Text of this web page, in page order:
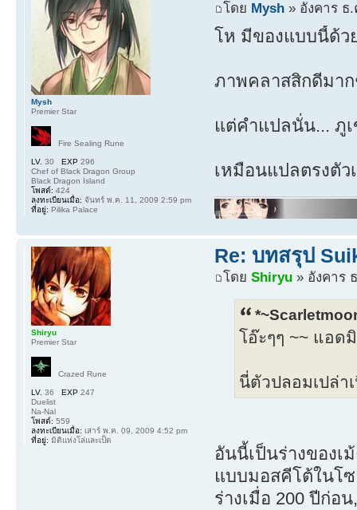
โดย Mysh » อังคาร ธ.
โห มีของแบบนี้ด้ว
ภาพคลาสสิกดีมา
แต่คำแปลนั่น... ภู
เหมือนแปลตรงตัว
Mysh
Premier Star
Fire Sealing Rune
LV. 30 EXP 296
Chef of Black Dragon Group
Black Dragon Island
โพสต์: 424
ลงทะเบียนเมื่อ: จันทร์ พ.ค. 11, 2009 2:59 pm
ที่อยู่: Pilika Palace
Re: บทสรุป
โดยShiryu » อังคาร
โอ๊ะๆๆ ~~ แอด
นี่ตัวปลอมเปล่า
อันนี้เป็นร่างของเ
แบบมอสคีโต้ในโ
ร่างเมื่อ 200 ปีก่อ
Shiryu
Premier Star
Crazed Rune
LV. 36 EXP 247
Duelist
Na-Nal
โพสต์: 559
ลงทะเบียนเมื่อ: เสาร์ พ.ค. 09, 2009 4:52 pm
ที่อยู่: มิติแห่งโล่และเป็ด